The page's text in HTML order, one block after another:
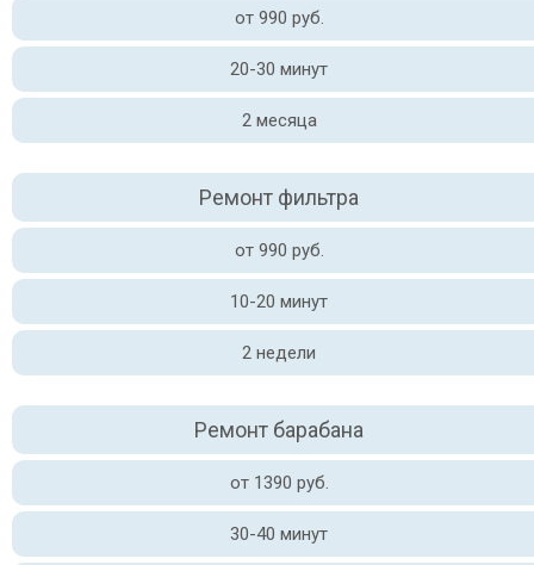
от 990 руб.
20-30 минут
2 месяца
Ремонт фильтра
от 990 руб.
10-20 минут
2 недели
Ремонт барабана
от 1390 руб.
30-40 минут